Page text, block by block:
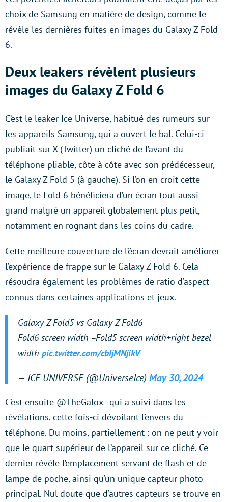
choix de Samsung en matière de design, comme le
révèle les dernières fuites en images du Galaxy Z Fold
6.
Deux leakers révèlent plusieurs
images du Galaxy Z Fold 6
C’est le leaker Ice Universe, habitué des rumeurs sur
les appareils Samsung, qui a ouvert le bal. Celui-ci
publiait sur X (Twitter) un cliché de l’avant du
téléphone pliable, côte à côte avec son prédécesseur,
le Galaxy Z Fold 5 (à gauche). Si l’on en croit cette
image, le Fold 6 bénéficiera d’un écran tout aussi
grand malgré un appareil globalement plus petit,
notamment en rognant dans les coins du cadre.
Cette meilleure couverture de l’écran devrait améliorer
l’expérience de frappe sur le Galaxy Z Fold 6. Cela
résoudra également les problèmes de ratio d’aspect
connus dans certaines applications et jeux.
Galaxy Z Fold5 vs Galaxy Z Fold6
Fold6 screen width =Fold5 screen width+right bezel
width pic.twitter.com/cbIjMNjikV
— ICE UNIVERSE (@UniverseIce) May 30, 2024
C’est ensuite @TheGalox_ qui a suivi dans les
révélations, cette fois-ci dévoilant l’envers du
téléphone. Du moins, partiellement : on ne peut y voir
que le quart supérieur de l’appareil sur ce cliché. Ce
dernier révèle l’emplacement servant de flash et de
lampe de poche, ainsi qu’un unique capteur photo
principal. Nul doute que d’autres capteurs se trouve en